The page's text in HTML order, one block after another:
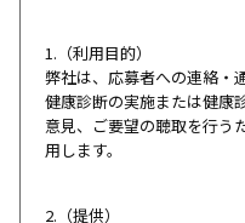
1.（利用目的）
弊社は、応募者への連絡・
健康診断の実施または健康
意見、ご要望の聴取を行う
用します。
2.（提供）